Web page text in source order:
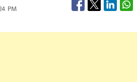
PM